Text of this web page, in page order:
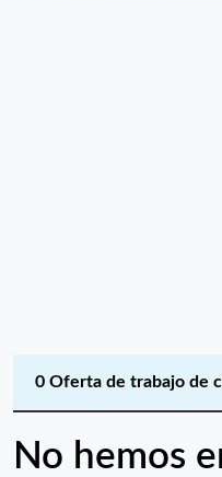
0 Oferta de trabajo de
No hemos